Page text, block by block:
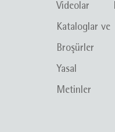
Videolar
Kataloglar ve
Broşürler
Yasal
Metinler